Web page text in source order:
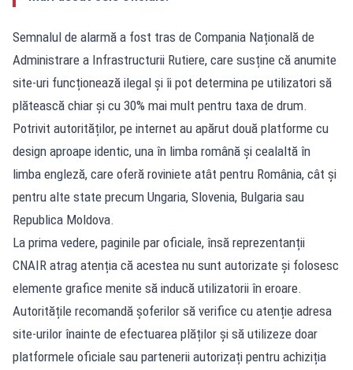
Semnalul de alarmă a fost tras de Compania Națională de
Administrare a Infrastructurii Rutiere, care susține că anumite
site-uri funcționează ilegal și îi pot determina pe utilizatori să
plătească chiar și cu 30% mai mult pentru taxa de drum.
Potrivit autorităților, pe internet au apărut două platforme cu
design aproape identic, una în limba română și cealaltă în
limba engleză, care oferă roviniete atât pentru România, cât și
pentru alte state precum Ungaria, Slovenia, Bulgaria sau
Republica Moldova.
La prima vedere, paginile par oficiale, însă reprezentanții
CNAIR atrag atenția că acestea nu sunt autorizate și folosesc
elemente grafice menite să inducă utilizatorii în eroare.
Autoritățile recomandă șoferilor să verifice cu atenție adresa
site-urilor înainte de efectuarea plăților și să utilizeze doar
platformele oficiale sau partenerii autorizați pentru achiziția